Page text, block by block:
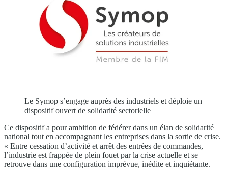
Le Symop s’engage auprès des industriels et déploie un
dispositif ouvert de solidarité sectorielle
Ce dispositif a pour ambition de fédérer dans un élan de solidarité
national tout en accompagnant les entreprises dans la sortie de crise.
« Entre cessation d’activité et arrêt des entrées de commandes,
l’industrie est frappée de plein fouet par la crise actuelle et se
retrouve dans une configuration imprévue, inédite et inquiétante.